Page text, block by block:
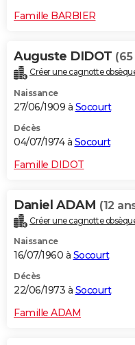
Famille BARBIER
Auguste DIDOT
Créer une cagnotte
Naissance
27/06/1909 à Socourt
Décès
04/07/1974 à Socourt
Famille DIDOT
Daniel ADAM (12
Créer une cagnotte
Naissance
16/07/1960 à Socourt
Décès
22/06/1973 à Socourt
Famille ADAM